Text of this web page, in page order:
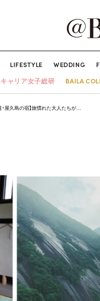
LIFESTYLE WEDDING
キャリア女子総研
BAILA
・屋久島の宿】旅慣れた大人たちが…